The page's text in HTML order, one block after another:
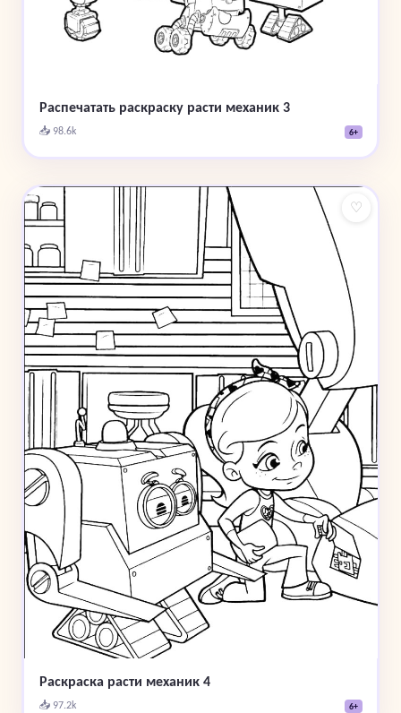
Распечатать раскраску расти механик 3
📥 98.6k 6+
♡
Раскраска расти механик 4
📥 97.2k 6+